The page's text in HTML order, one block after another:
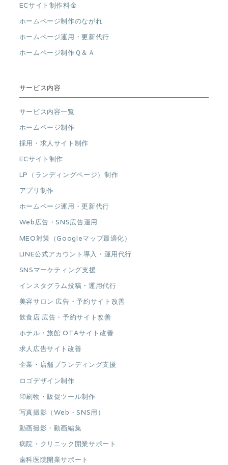
ECサイト制作料金
ホームページ制作のながれ
ホームページ運用・更新代行
ホームページ制作Ｑ＆Ａ
サービス内容
サービス内容一覧
ホームページ制作
採用・求人サイト制作
ECサイト制作
LP（ランディングページ）制作
アプリ制作
ホームページ運用・更新代行
Web広告・SNS広告運用
MEO対策（Googleマップ最適化）
LINE公式アカウント導入・運用代行
SNSマーケティング支援
インスタグラム投稿・運用代行
美容サロン 広告・予約サイト改善
飲食店 広告・予約サイト改善
ホテル・旅館 OTAサイト改善
求人広告サイト改善
企業・店舗ブランディング支援
ロゴデザイン制作
印刷物・販促ツール制作
写真撮影（Web・SNS用）
動画撮影・動画編集
病院・クリニック開業サポート
歯科医院開業サポート